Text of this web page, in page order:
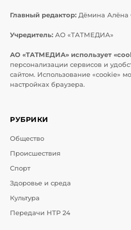
Главный редактор: Дёмина Алёна
Учредитель: АО «ТАТМЕДИА»
АО «ТАТМЕДИА» использует
персонализации сервисов и
сайтом. Использование «cookie»
настройках браузера.
РУБРИКИ
Общество
Происшествия
Спорт
Здоровье и среда
Культура
Передачи НТР 24